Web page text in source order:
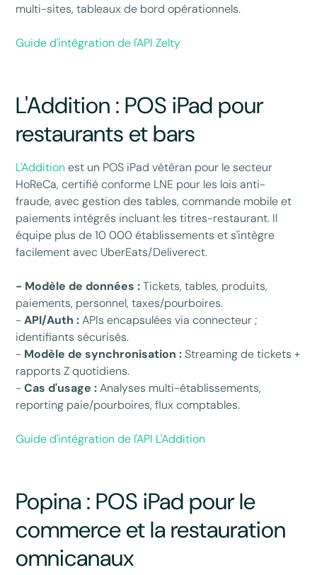
multi-sites, tableaux de bord opérationnels.
Guide d'intégration de l'API Zelty
L'Addition : POS iPad pour
restaurants et bars
L'Addition est un POS iPad vétéran pour le secteur
HoReCa, certifié conforme LNE pour les lois anti-
fraude, avec gestion des tables, commande mobile et
paiements intégrés incluant les titres-restaurant. Il
équipe plus de 10 000 établissements et s'intègre
facilement avec UberEats/Deliverect.
- Modèle de données :Tickets, tables, produits,
paiements, personnel, taxes/pourboires.
-API/Auth :APIs encapsulées via connecteur ;
identifiants sécurisés.
- Modèle de synchronisation :Streaming de tickets +
rapports Z quotidiens.
-Cas d'usage :Analyses multi-établissements,
reporting paie/pourboires, flux comptables.
Guide d'intégration de l'API L'Addition
Popina : POS iPad pour le
commerce et la restauration
omnicanaux